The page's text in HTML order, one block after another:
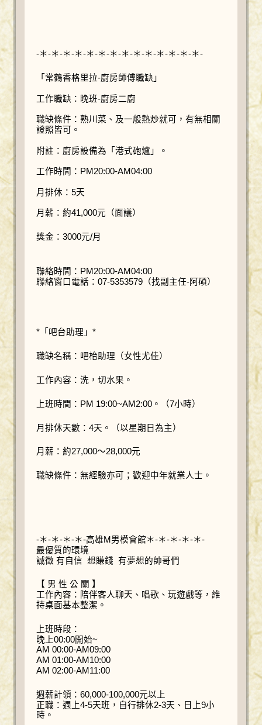
-＊-＊-＊-＊-＊-＊-＊-＊-＊-＊-＊-＊-＊-＊-
「常鶴香格里拉-廚房師傅職缺」
工作職缺：晚班-廚房二廚
職缺條件：熟川菜、及一般熱炒就可，有無相關
證照皆可。
附註：廚房設備為「港式砲爐」。
工作時間：PM20:00-AM04:00
月排休：5天
月薪：約41,000元（面議）
獎金：3000元/月
聯絡時間：PM20:00-AM04:00
聯絡窗口電話：07-5353579（找副主任-阿碩）
*「吧台助理」*
職缺名稱：吧枱助理（女性尤佳）
工作內容：洗，切水果。
上班時間：PM 19:00~AM2:00。（7小時）
月排休天數：4天。（以星期日為主）
月薪：約27,000～28,000元
職缺條件：無經驗亦可；歡迎中年就業人士。
-＊-＊-＊-＊-高雄M男模會館＊-＊-＊-＊-＊-
最優質的環境
誠徵 有自信 想賺錢 有夢想的帥哥們
【 男 性 公 關 】
工作內容：陪伴客人聊天、唱歌、玩遊戲等，維
持桌面基本整潔。
上班時段：
晚上00:00開始~
AM 00:00-AM09:00
AM 01:00-AM10:00
AM 02:00-AM11:00
週薪計領：60,000-100,000元以上
正職：週上4-5天班，自行排休2-3天、日上9小
時。